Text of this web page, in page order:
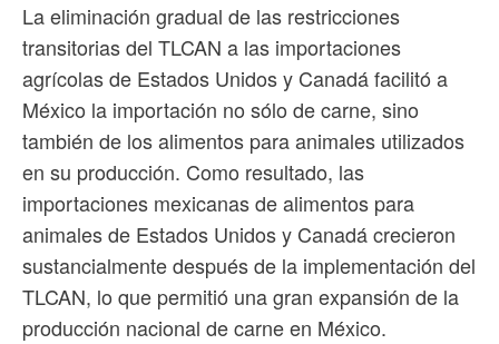
La eliminación gradual de las restricciones
transitorias del TLCAN a las importaciones
agrícolas de Estados Unidos y Canadá facilitó a
México la importación no sólo de carne, sino
también de los alimentos para animales utilizados
en su producción. Como resultado, las
importaciones mexicanas de alimentos para
animales de Estados Unidos y Canadá crecieron
sustancialmente después de la implementación del
TLCAN, lo que permitió una gran expansión de la
producción nacional de carne en México.